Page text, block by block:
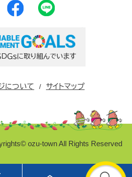
について サイトマップ
ozu-town All Rights Reserved